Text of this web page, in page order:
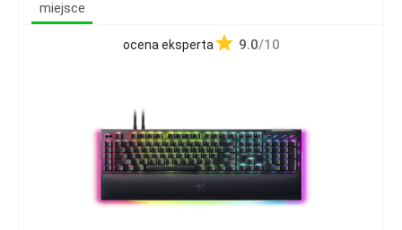
miejsce
ocena eksperta 9.0/10